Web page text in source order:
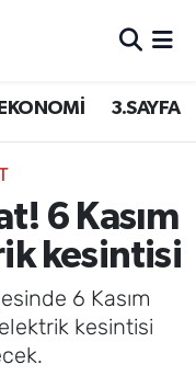
EKONOMİ 3.SAYFA
6 Kasım
kesintisi
6 Kasım
kesintisi
Fikstür